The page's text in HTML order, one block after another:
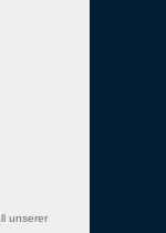
unserer